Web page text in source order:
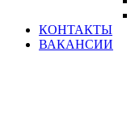
КОНТАКТЫ
ВАКАНСИИ